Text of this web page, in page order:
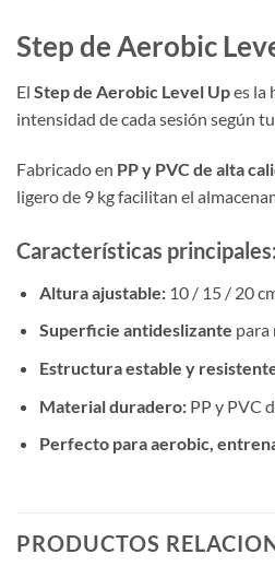
Step de Aerobic
El Step de Aerobic Level Upes la
intensidad de cada sesión según
Fabricado en PP y PVC de alta
ligero de 9 kg facilitan el
Características principales:
Altura ajustable:10 / 15 / 20
Superficie antideslizante para
Estructura estable y
Material duradero:PP y PVC
Perfecto para aerobic,
PRODUCTOS